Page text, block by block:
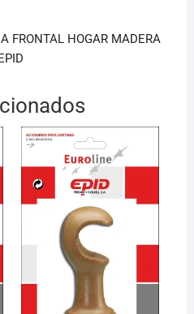
FRONTAL HOGAR MADERA